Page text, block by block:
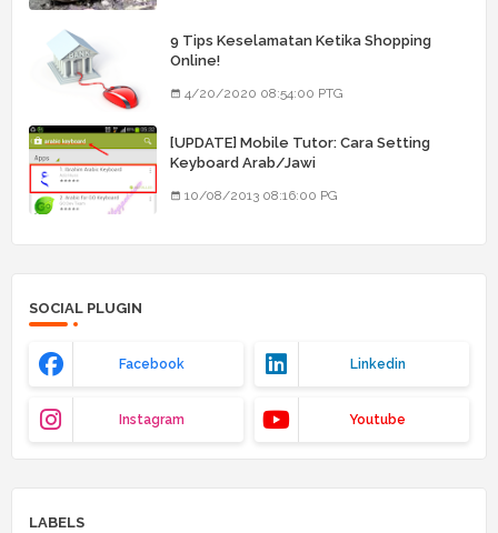
9 Tips Keselamatan Ketika Shopping
Online!
4/20/2020 08:54:00 PTG
[UPDATE] Mobile Tutor: Cara Setting
Keyboard Arab/Jawi
10/08/2013 08:16:00 PG
SOCIAL PLUGIN
Facebook Linkedin
Instagram Youtube
LABELS